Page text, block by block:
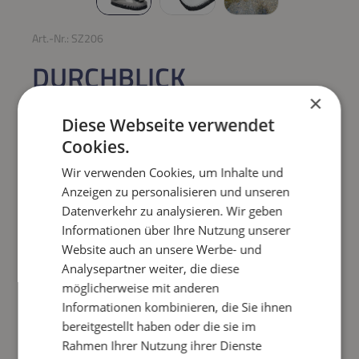
Art.-Nr.: SZ206
DURCHBLICK
MULMGLOCKE
Regulärer Preis:
167,50 €
Preise inkl. MwSt. zzgl. Versandkosten
Produkt Anzahl: Gib den gewünschten
IN DEN WARENKORB
Frage zum Artikel
×
Diese Webseite verwendet
Cookies.
Wir verwenden Cookies, um Inhalte und
Anzeigen zu personalisieren und unseren
Datenverkehr zu analysieren. Wir geben
Informationen über Ihre Nutzung unserer
Website auch an unsere Werbe- und
Analysepartner weiter, die diese
möglicherweise mit anderen
Informationen kombinieren, die Sie ihnen
bereitgestellt haben oder die sie im
Rahmen Ihrer Nutzung ihrer Dienste